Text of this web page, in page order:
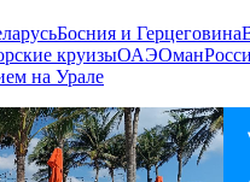
Босния и Герцеговина
круизыОАЭОман
на Урале